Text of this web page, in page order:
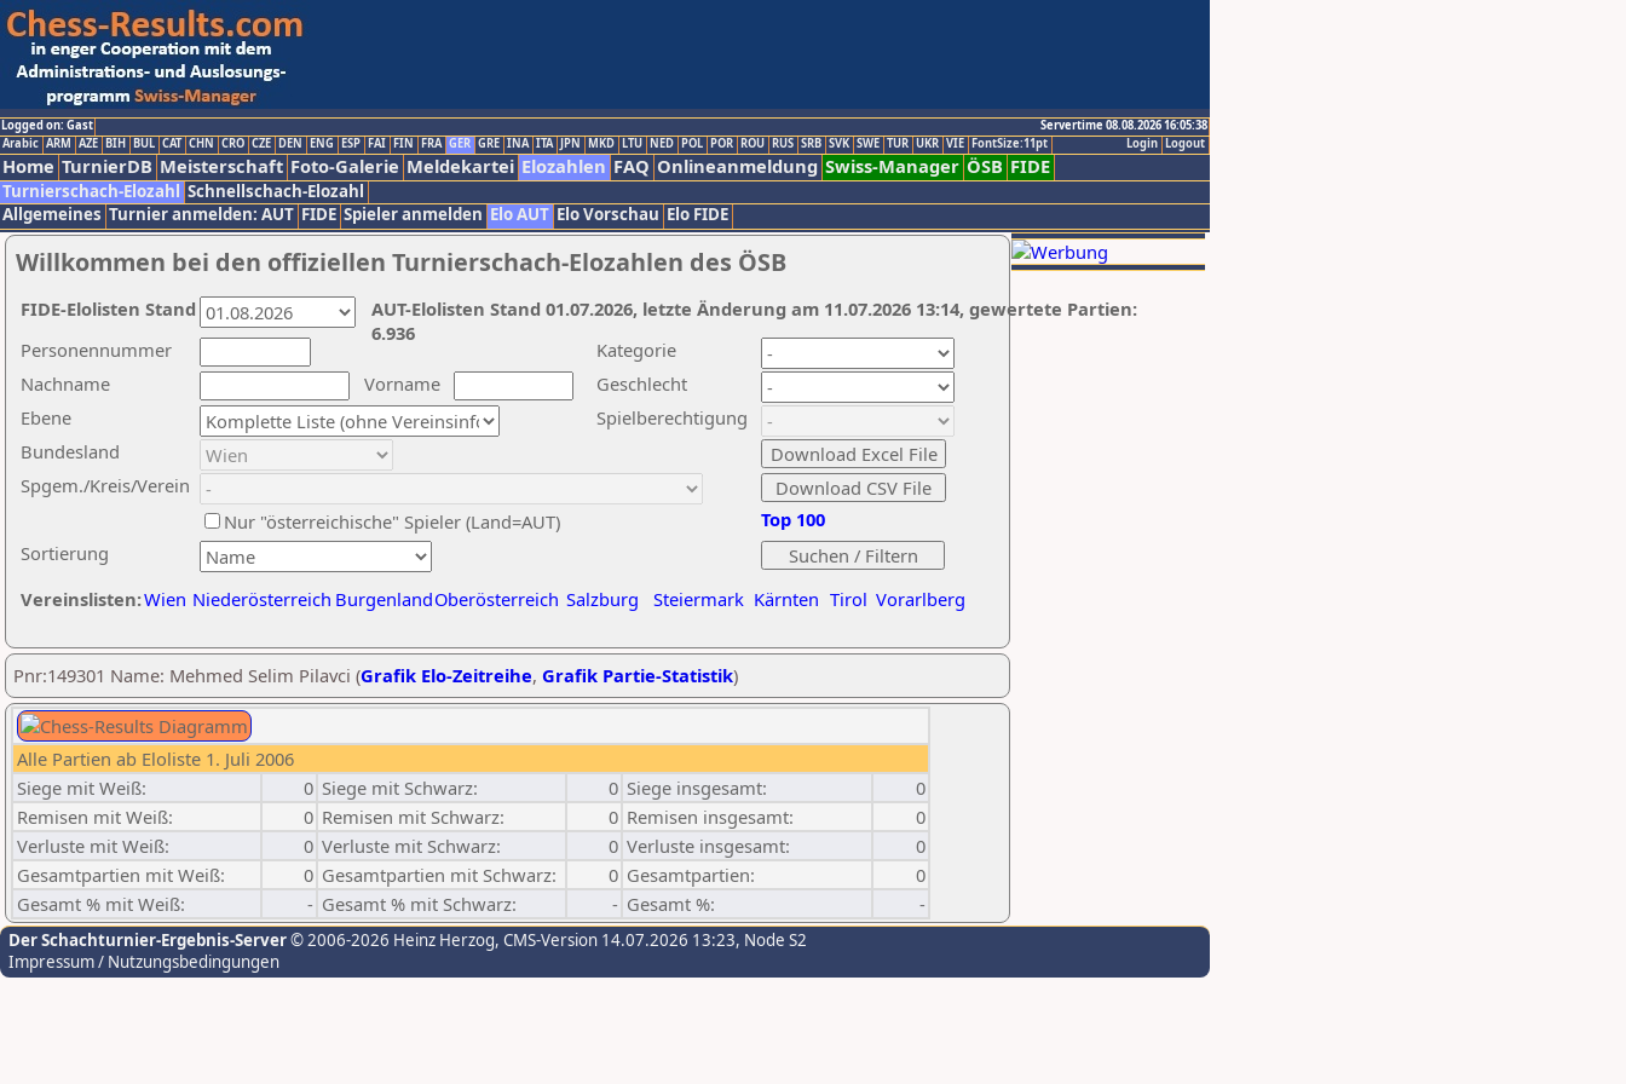
Logged on: Gast
Servertime 08.08.2026 16:05:38
Logout
Login
Arabic ARM AZE BIH BUL CAT CHN CRO CZE DEN ENG ESP FAI FIN FRA GER GRE INA ITA JPN MKD LTU NED POL POR ROU RUS SRB SVK SWE TUR UKR VIE FontSize:11pt
Home TurnierDB Meisterschaft Foto-Galerie Meldekartei Elozahlen FAQ Onlineanmeldung Swiss-Manager ÖSB FIDE
Turnierschach-Elozahl Schnellschach-Elozahl
Allgemeines Turnier anmelden: AUT FIDE Spieler anmelden Elo AUT Elo Vorschau Elo FIDE
Willkommen bei den offiziellen Turnierschach-Elozahlen des ÖSB
Nachname
Vorname
Ebene
Kategorie
Sortierung
Personennummer
Bundesland
Spgem./Kreis/Verein
Geschlecht
Nur "österreichische" Spieler (Land=AUT)
Spielberechtigung
Vereinslisten:Wien Niederösterreich BurgenlandOberösterreich Salzburg Steiermark Kärnten Tirol Vorarlberg
Top 100
AUT-Elolisten Stand 01.07.2026, letzte Änderung am 11.07.2026 13:14, gewertete Partien:
6.936
FIDE-Elolisten Stand
Pnr:149301 Name: Mehmed Selim Pilavci (Grafik Elo-Zeitreihe, Grafik Partie-Statistik)
Alle Partien ab Eloliste 1. Juli 2006
Siege mit Weiß:
0 Siege mit Schwarz: 0 Siege insgesamt:
0
Remisen mit Weiß:
0 Remisen mit Schwarz: 0 Remisen insgesamt:
0
Verluste mit Weiß:
0 Verluste mit Schwarz: 0 Verluste insgesamt:
0
Gesamtpartien mit Weiß:
0 Gesamtpartien mit Schwarz: 0 Gesamtpartien:
0
Gesamt % mit Weiß:
- Gesamt % mit Schwarz: - Gesamt %: -
Der Schachturnier-Ergebnis-Server© 2006-2026 Heinz Herzog, CMS-Version 14.07.2026 13:23, Node S2
Impressum / Nutzungsbedingungen